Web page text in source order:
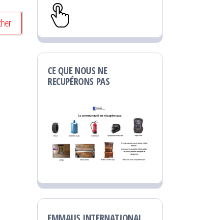
CE QUE NOUS NE
RECUPÉRONS PAS